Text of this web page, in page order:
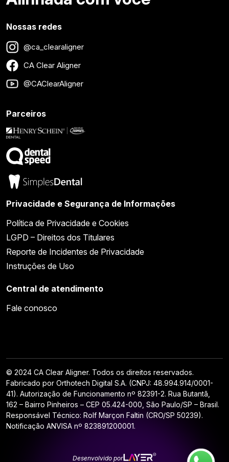
Nossas redes
@ca_clearaligner
CA Clear Aligner
@CAClearAligner
Parceiros
Privacidade e Segurança de Informações
Política de Privacidade e Cookies
LGPD – Direitos dos Titulares
Reporte de Incidentes de Privacidade
Instruções de Uso
Central de atendimento
Fale conosco
© 2024 CA Clear Aligner. Todos os direitos reservados.
Fabricado por Orthotech Digital S.A. (CNPJ: 48.994.914/0001-
41). Autorização de Funcionamento nº 82391-2. Rua Butantã,
162 – Bairro Pinheiros – CEP 05.424-000, São Paulo/SP – Brasil.
Responsável Técnico: Rolf Marçon Faltin (CRO/SP 50239).
Notificação ANVISA nº 823891200001.
Desenvolvido por